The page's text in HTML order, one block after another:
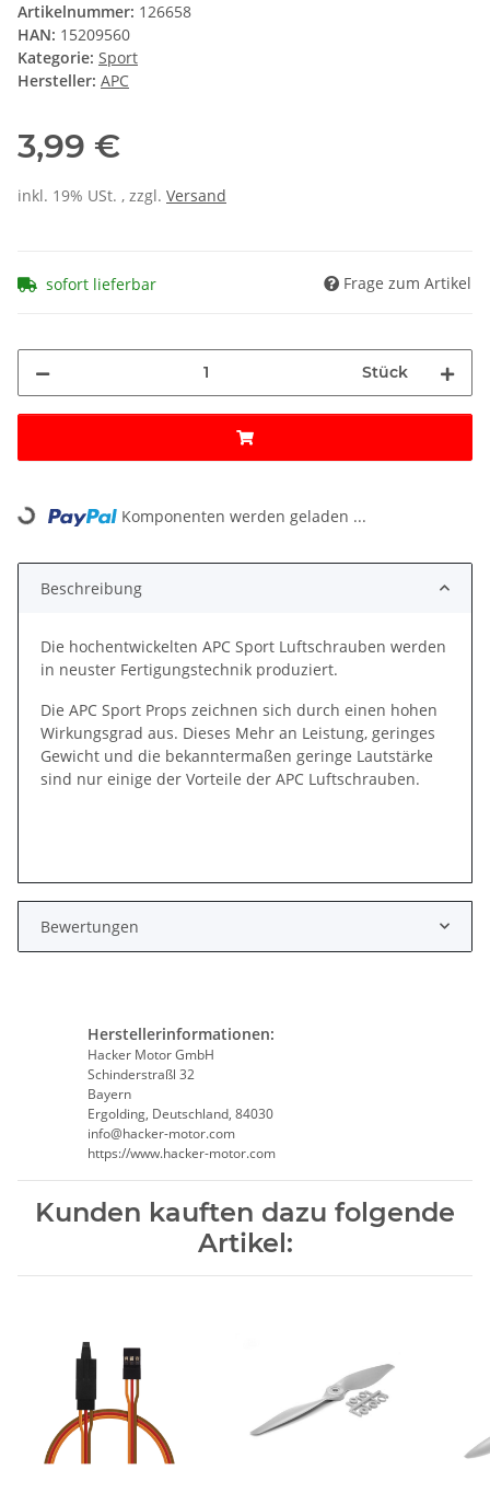
Artikelnummer: 126658
HAN: 15209560
Kategorie: Sport
Hersteller: APC
3,99 €
inkl. 19% USt. , zzgl. Versand
sofort lieferbar Frage zum Artikel
Stück
Loading... Komponenten werden geladen ...
Beschreibung
Die hochentwickelten APC Sport Luftschrauben werden
in neuster Fertigungstechnik produziert.
Die APC Sport Props zeichnen sich durch einen hohen
Wirkungsgrad aus. Dieses Mehr an Leistung, geringes
Gewicht und die bekanntermaßen geringe Lautstärke
sind nur einige der Vorteile der APC Luftschrauben.
Bewertungen
Herstellerinformationen:
Hacker Motor GmbH
Schinderstraßl 32
Bayern
Ergolding, Deutschland, 84030
info@hacker-motor.com
https://www.hacker-motor.com
Kunden kauften dazu folgende
Artikel: